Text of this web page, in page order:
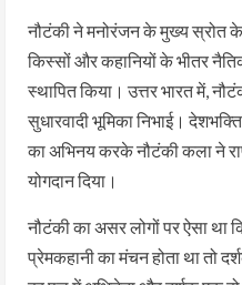
नौटंकी ने मनोरंजन के मुख्य स्रोत
किस्सों और कहानियों के भीतर
स्थापित किया। उत्तर भारत में,
सुधारवादी भूमिका निभाई।
का अभिनय करके नौटंकी कला ने
योगदान दिया।
नौटंकी का असर लोगों पर ऐसा
प्रेमकहानी का मंचन होता था तो